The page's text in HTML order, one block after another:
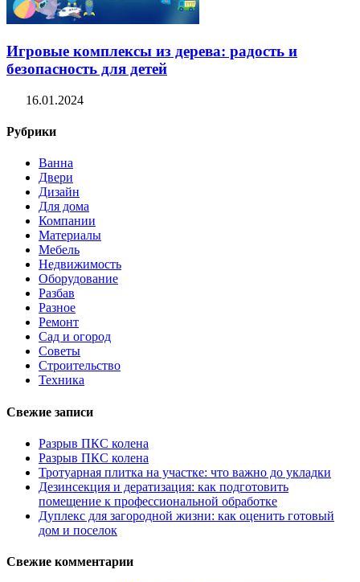
Игровые комплексы из дерева: радость и
безопасность для детей
16.01.2024
Рубрики
Ванна
Двери
Дизайн
Для дома
Компании
Материалы
Мебель
Недвижимость
Оборудование
Разбав
Разное
Ремонт
Сад и огород
Советы
Строительство
Техника
Свежие записи
Разрыв ПКС колена
Разрыв ПКС колена
Тротуарная плитка на участке: что важно до укладки
Дезинсекция и дератизация: как подготовить
помещение к профессиональной обработке
Дуплекс для загородной жизни: как оценить готовый
дом и поселок
Свежие комментарии